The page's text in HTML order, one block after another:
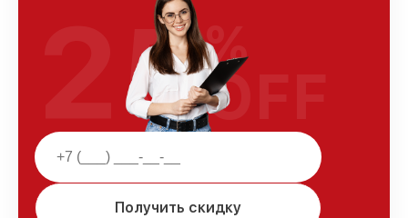
Получить скидку
25%
OFF